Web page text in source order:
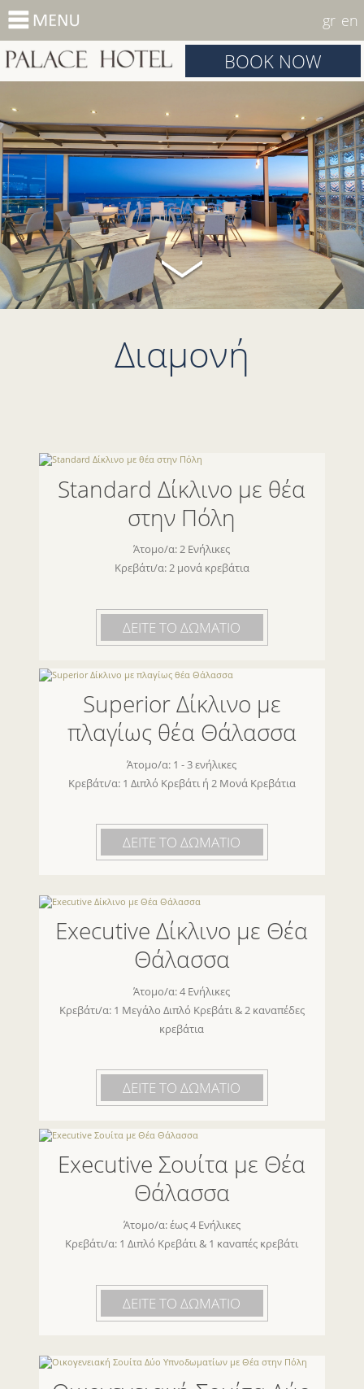
gr en
BOOK NOW
Διαμονή
Standard Δίκλινο με θέα
στην Πόλη
Άτομο/α: 2 Ενήλικες
Κρεβάτι/α: 2 μονά κρεβάτια
ΔΕΙΤΕ ΤΟ ΔΩΜΑΤΙΟ
Superior Δίκλινο με
πλαγίως θέα Θάλασσα
Άτομο/α: 1 - 3 ενήλικες
Κρεβάτι/α: 1 Διπλό Κρεβάτι ή 2 Μονά Κρεβάτια
ΔΕΙΤΕ ΤΟ ΔΩΜΑΤΙΟ
Executive Δίκλινο με Θέα
Θάλασσα
Άτομο/α: 4 Ενήλικες
Κρεβάτι/α: 1 Μεγάλο Διπλό Κρεβάτι & 2 καναπέδες
κρεβάτια
ΔΕΙΤΕ ΤΟ ΔΩΜΑΤΙΟ
Executive Σουίτα με Θέα
Θάλασσα
Άτομο/α: έως 4 Ενήλικες
Κρεβάτι/α: 1 Διπλό Κρεβάτι & 1 καναπές κρεβάτι
ΔΕΙΤΕ ΤΟ ΔΩΜΑΤΙΟ